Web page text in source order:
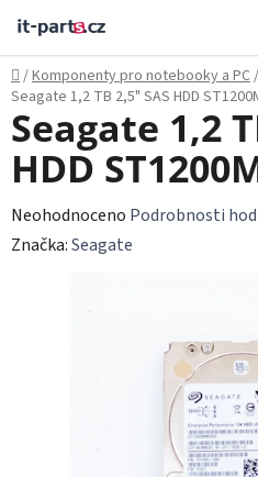
obsah
Domů
/Komponenty pro notebooky a PC/
Seagate 1,2 TB 2,5" SAS HDD
Seagate 1,2
HDD
Průměrné
hodnocení
Neohodnoceno Podrobnosti
Značka:Seagate